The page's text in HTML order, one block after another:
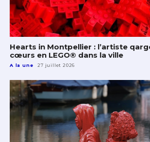
Hearts in Montpellier : l’artiste
cœurs en LEGO® dans la ville
A la une 27 juillet 2026